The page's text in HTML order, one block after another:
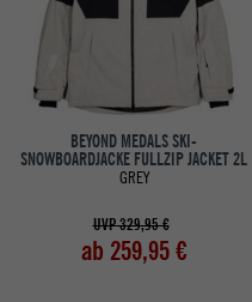
BEYOND MEDALS SKI-
SNOWBOARDJACKE FULLZIP JACKET 2L
GREY
UVP 329,95 €
ab 259,95 €